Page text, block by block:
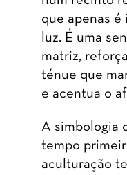
que apenas é
luz. É uma
matriz,
ténue que
e acentua o
A simbologia
tempo
aculturação